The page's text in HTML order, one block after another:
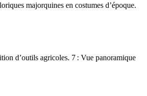
majorquines en costumes d’époque.
d’outils agricoles. 7 : Vue panoramique